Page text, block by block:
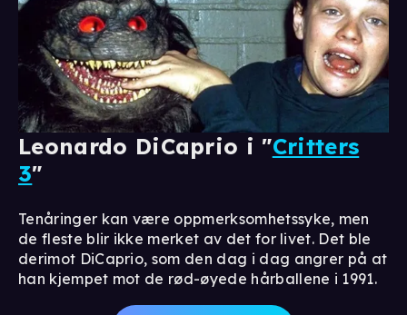
Leonardo DiCaprio i "Critters
3"
Tenåringer kan være oppmerksomhetssyke, men
de fleste blir ikke merket av det for livet. Det ble
derimot DiCaprio, som den dag i dag angrer på at
han kjempet mot de rød-øyede hårballene i 1991.